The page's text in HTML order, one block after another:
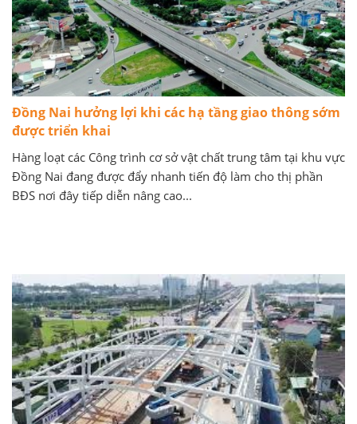
Đồng Nai hưởng lợi khi các hạ tầng giao thông sớm
được triển khai
Hàng loạt các Công trình cơ sở vật chất trung tâm tại khu vực
Đồng Nai đang được đẩy nhanh tiến độ làm cho thị phần
BĐS nơi đây tiếp diễn nâng cao...